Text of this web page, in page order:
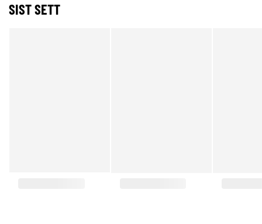
SIST SETT